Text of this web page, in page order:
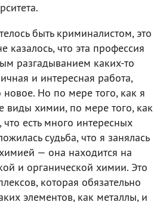
быть криминалистом, это
казалось, что эта профессия
разгадыванием каких-то
и интересная работа,
Но по мере того, как я
виды химии, по мере того, как
что есть много интересных
судьба, что я занялась
— она находится на
и органической химии. Это
которая обязательно
элементов, как металлы, и